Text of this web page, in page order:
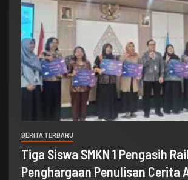
BERITA TERBARU
Tiga Siswa SMKN 1 Pengasih
Penghargaan Penulisan Cerita